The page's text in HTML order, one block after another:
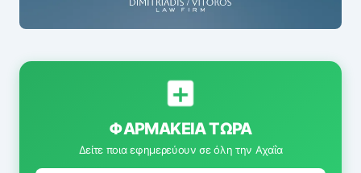
ΦΑΡΜΑΚΕΊΑ ΤΏΡΑ
Δείτε ποια εφημερεύουν σε όλη την Αχαΐα